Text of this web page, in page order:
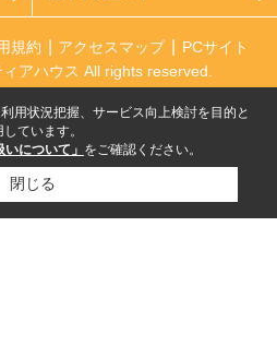
規約 アクセスマップ
PCサイト
アハウス All rights reserved.
用状況把握、サービス向上検討を目的と
ています。
いについて」 をご確認ください。
閉じる